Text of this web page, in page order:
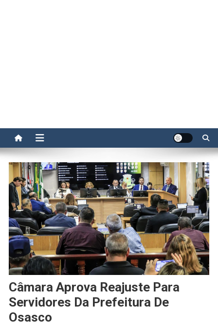
Câmara Aprova Reajuste Para
Servidores Da Prefeitura De
Osasco